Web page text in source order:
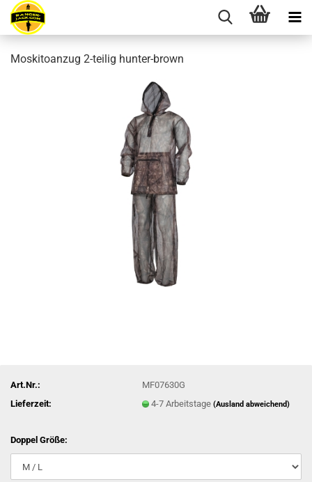
Moskitoanzug 2-teilig hunter-brown
Art.Nr.:
MF07630G
Lieferzeit:
4-7 Arbeitstage(Ausland abweichend)
Doppel Größe: